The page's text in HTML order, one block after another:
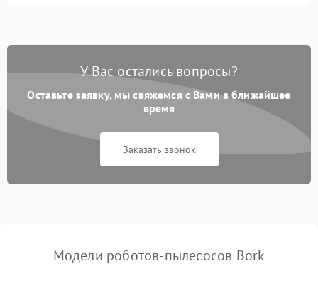
У Вас остались вопросы?
Оставьте заявку, мы свяжемся с Вами в ближайшее
время
Заказать звонок
Модели роботов-пылесосов Bork